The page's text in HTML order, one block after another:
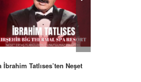
Tatlıses’ten Neşet